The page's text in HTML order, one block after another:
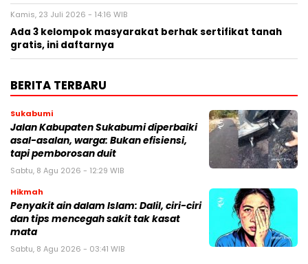
Kamis, 23 Juli 2026 - 14:16 WIB
Ada 3 kelompok masyarakat berhak sertifikat tanah
gratis, ini daftarnya
BERITA TERBARU
Sukabumi
Jalan Kabupaten Sukabumi diperbaiki
asal-asalan, warga: Bukan efisiensi,
tapi pemborosan duit
Sabtu, 8 Agu 2026 - 12:29 WIB
Hikmah
Penyakit ain dalam Islam: Dalil, ciri-ciri
dan tips mencegah sakit tak kasat
mata
Sabtu, 8 Agu 2026 - 03:41 WIB